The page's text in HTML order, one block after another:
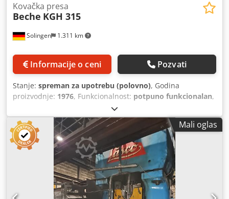
Solingen 1.311 km
Kovačka presa
Beche KGH 315
Informacije o ceni Pozvati
Stanje: spreman za upotrebu (polovno), Godina
proizvodnje: 1976, Funkcionalnost: potpuno funkcionalan,
hidraulična kovačka presa (H5) Proizvođač: BECHE Tip: KGH
31,5 Godina proizvodnje: 1976 Energija: 31,5 kJ Mašinski
temelj sa elementima za prigušivanje vibracija Kovačka peć
Gasno grejanje Snaga: 400 kW Dwodpfjziw N Esx Afusa
Nova Siemens S7 upravljačka jedinica, remontovana
Mali oglas